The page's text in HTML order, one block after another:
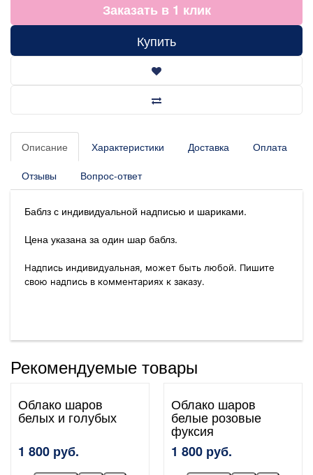
Заказать в 1 клик
Купить
Описание Характеристики Доставка Оплата
Отзывы Вопрос-ответ
Баблз с индивидуальной надписью и шариками.
Цена указана за один шар баблз.
Надпись индивидуальная, может быть любой. Пишите
свою надпись в комментариях к заказу.
Рекомендуемые товары
Облако шаров
белых и голубых
1 800 руб.
Облако шаров
белые розовые
фуксия
1 800 руб.